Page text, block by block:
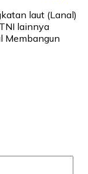
laut (Lanal)
lainnya
Membangun